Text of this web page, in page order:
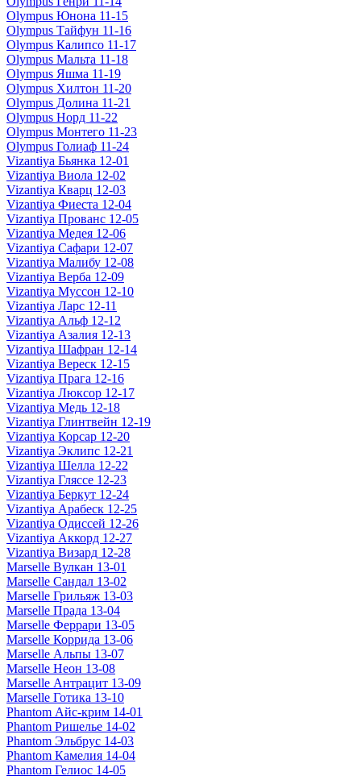
Olympus Юнона 11-15
Olympus Тайфун 11-16
Olympus Калипсо 11-17
Olympus Мальта 11-18
Olympus Яшма 11-19
Olympus Хилтон 11-20
Olympus Долина 11-21
Olympus Норд 11-22
Olympus Монтего 11-23
Olympus Голиаф 11-24
Vizantiya Бьянка 12-01
Vizantiya Виола 12-02
Vizantiya Кварц 12-03
Vizantiya Фиеста 12-04
Vizantiya Прованс 12-05
Vizantiya Медея 12-06
Vizantiya Сафари 12-07
Vizantiya Малибу 12-08
Vizantiya Верба 12-09
Vizantiya Муссон 12-10
Vizantiya Ларс 12-11
Vizantiya Альф 12-12
Vizantiya Азалия 12-13
Vizantiya Шафран 12-14
Vizantiya Вереск 12-15
Vizantiya Прага 12-16
Vizantiya Люксор 12-17
Vizantiya Медь 12-18
Vizantiya Глинтвейн 12-19
Vizantiya Корсар 12-20
Vizantiya Эклипс 12-21
Vizantiya Шелла 12-22
Vizantiya Гляссе 12-23
Vizantiya Беркут 12-24
Vizantiya Арабеск 12-25
Vizantiya Одиссей 12-26
Vizantiya Аккорд 12-27
Vizantiya Визард 12-28
Marselle Вулкан 13-01
Marselle Сандал 13-02
Marselle Грильяж 13-03
Marselle Прада 13-04
Marselle Феррари 13-05
Marselle Коррида 13-06
Marselle Альпы 13-07
Marselle Неон 13-08
Marselle Антрацит 13-09
Marselle Готика 13-10
Phantom Айс-крим 14-01
Phantom Ришелье 14-02
Phantom Эльбрус 14-03
Phantom Камелия 14-04
Phantom Гелиос 14-05